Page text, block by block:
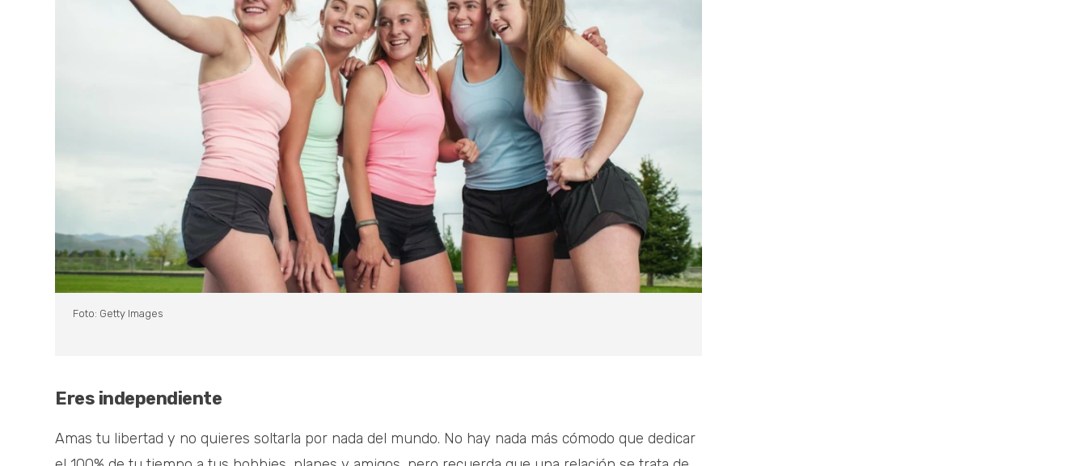
Foto: Getty Images
Eres independiente
Amas tu libertad y no quieres soltarla por nada del mundo. No hay nada más cómodo que dedicar